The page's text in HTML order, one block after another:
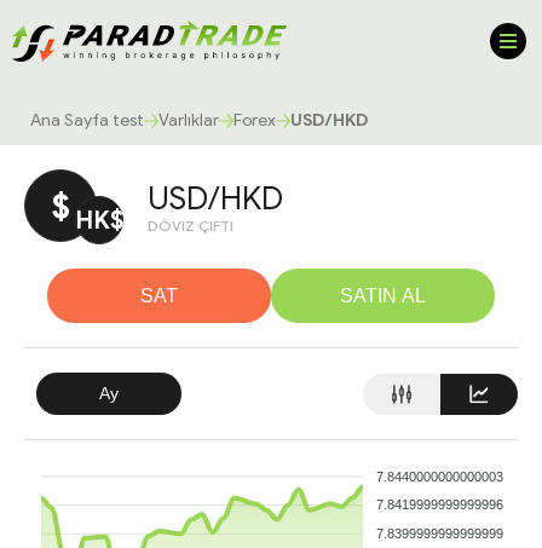
Ana Sayfa test Varlıklar Forex USD/HKD
$ HK$
USD/HKD
DÖVIZ ÇIFTI
SAT SATIN AL
Ay
7.8440000000000003
7.8419999999999996
7.8399999999999999